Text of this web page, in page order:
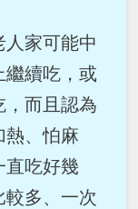
家可能中
繼續吃，或
，而且認為
熱、怕麻
直吃好幾
多、一次